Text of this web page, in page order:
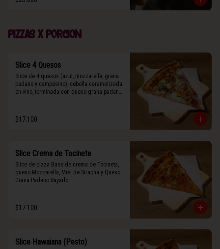
Pizzas x porcion
Slice 4 Quesos
Slice de 4 quesos (azul, mozzarella, grana
padano y campesino), cebolla caramelizada
en vino, terminada con queso grana padano
$17.100
Slice Crema de Tocineta
Slice de pizza Base de crema de Tocineta,
queso Mozzarella, Miel de Siracha y Queso
Grana Padano Rayado.
$17.100
Slice Hawaiana (Pesto)